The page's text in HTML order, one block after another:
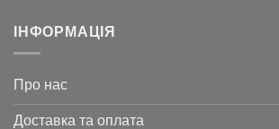
ІНФОРМАЦІЯ
Про нас
Доставка та оплата